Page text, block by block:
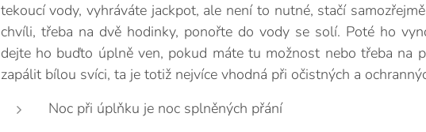
tekoucí vody, vyhráváte jackpot, ale není to nutné, stačí
chvíli, třeba na dvě hodinky, ponořte do vody se solí. Poté ho
dejte ho buďto úplně ven, pokud máte tu možnost nebo třeba na
zapálit bílou svíci, ta je totiž nejvíce vhodná při očistných a
Noc při úplňku je noc splněných přání